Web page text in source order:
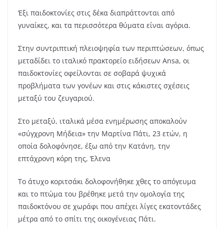
Έξι παιδοκτονίες στις δέκα διαπράττονται από
γυναίκες, και τα περισσότερα θύματα είναι αγόρια.
Στην συντριπτική πλειοψηφία των περιπτώσεων, όπως
μεταδίδει το ιταλικό πρακτορείο ειδήσεων Ansa, οι
παιδοκτονίες οφείλονται σε σοβαρά ψυχικά
προβλήματα των γονέων και στις κάκιστες σχέσεις
μεταξύ του ζευγαριού.
Στο μεταξύ, ιταλικά μέσα ενημέρωσης αποκαλούν
«σύγχρονη Μήδεια» την Μαρτίνα Πάτι, 23 ετών, η
οποία δολοφόνησε, έξω από την Κατάνη, την
επτάχρονη κόρη της, Έλενα
Το άτυχο κοριτσάκι δολοφονήθηκε χθες το απόγευμα
και το πτώμα του βρέθηκε μετά την ομολογία της
παιδοκτόνου σε χωράφι που απέχει λίγες εκατοντάδες
μέτρα από το σπίτι της οικογένειας Πάτι.